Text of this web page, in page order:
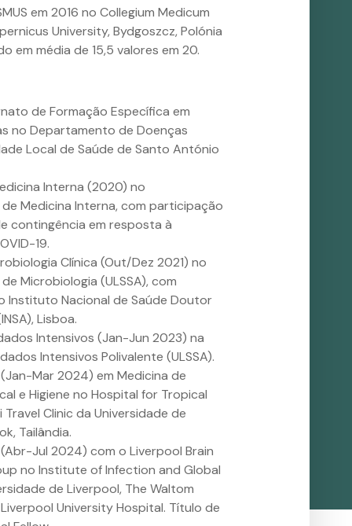
em 2016 no Collegium Medicum
University, Bydgoszcz, Polónia
em média de 15,5 valores em 20.
de Formação Específica em
no Departamento de Doenças
Local de Saúde de Santo António
Interna (2020) no
Medicina Interna, com participação
contingência em resposta à
19.
Clínica (Out/Dez 2021) no
Microbiologia (ULSSA), com
Instituto Nacional de Saúde Doutor
Lisboa.
Intensivos (Jan-Jun 2023) na
Intensivos Polivalente (ULSSA).
Mar 2024) em Medicina de
e Higiene no Hospital for Tropical
Travel Clinic da Universidade de
Tailândia.
Jul 2024) com o Liverpool Brain
no Institute of Infection and Global
de Liverpool, The Waltom
University Hospital. Título de